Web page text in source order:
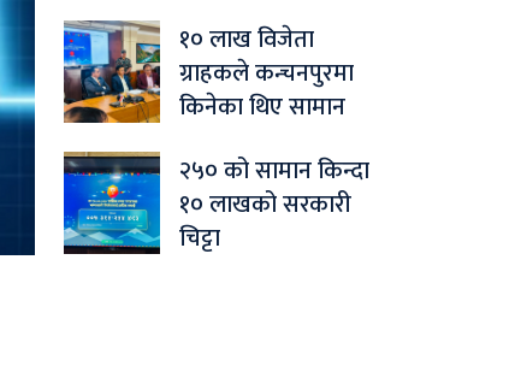
१० लाख विजेता
ग्राहकले कन्चनपुरमा
किनेका थिए सामान
२५० को सामान किन्दा
१० लाखको सरकारी
चिट्टा